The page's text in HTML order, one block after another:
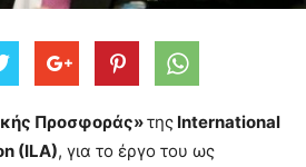
Προσφοράς»της International
(ILA), για το έργο του ως